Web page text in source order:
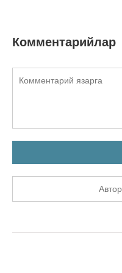
Комментарийлар